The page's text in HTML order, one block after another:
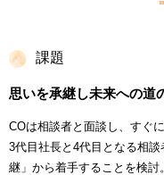
課題
思いを承継し未来への道
COは相談者と面談し、すぐ
3代目社長と4代目となる相
継」から着手することを検